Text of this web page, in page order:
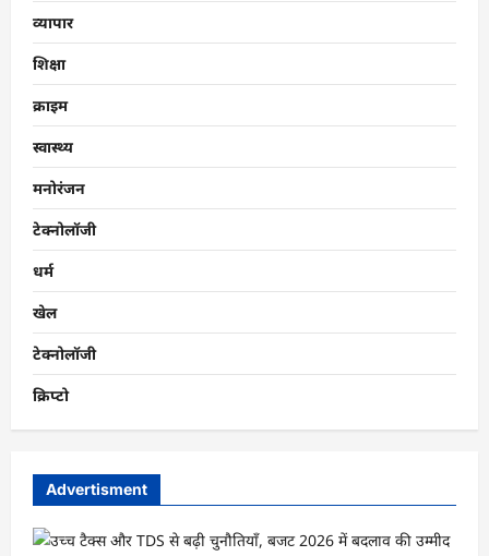
व्यापार
शिक्षा
क्राइम
स्वास्थ्य
मनोरंजन
टेक्नोलॉजी
धर्म
खेल
टेक्नोलॉजी
क्रिप्टो
Advertisment